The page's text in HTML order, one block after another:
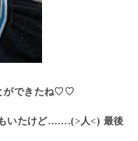
ができたね♡♡
いたけど…….(>人<) 最後